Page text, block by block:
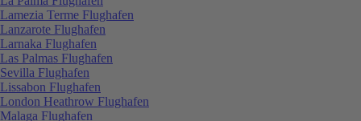
Lamezia Terme Flughafen
Lanzarote Flughafen
Larnaka Flughafen
Las Palmas Flughafen
Sevilla Flughafen
Lissabon Flughafen
London Heathrow Flughafen
Malaga Flughafen